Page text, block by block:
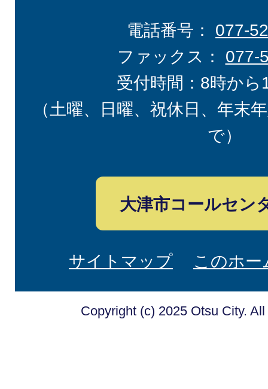
電話番号： 077-
ファックス： 077-
受付時間：8時から
（土曜、日曜、祝休日、年末
で）
大津市コールセン
サイトマップ このホ
Copyright (c) 2025 Otsu City.